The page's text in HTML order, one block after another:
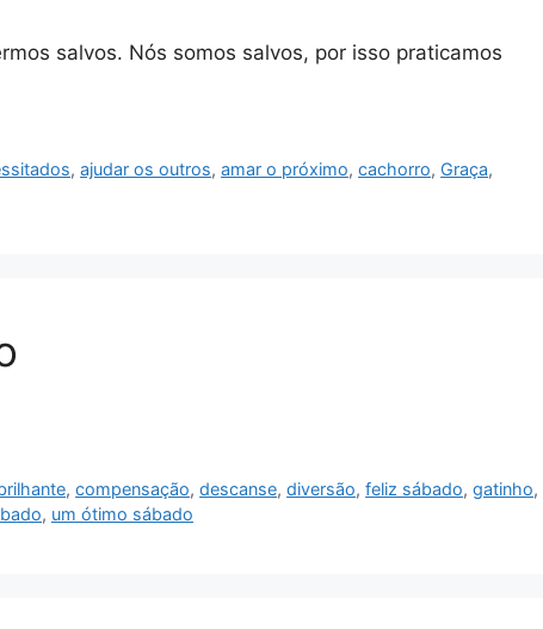
salvos. Nós somos salvos, por isso praticamos
,ajudar os outros,amar o próximo,cachorro, Graça,
,compensação,descanse,diversão,feliz sábado,gatinho,
, um ótimo sábado